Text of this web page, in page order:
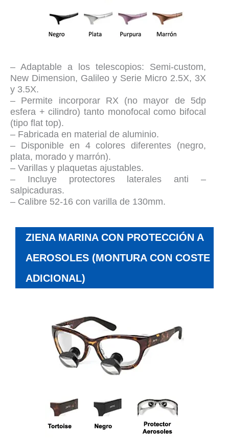
– Adaptable a los telescopios: Semi-custom,
New Dimension, Galileo y Serie Micro 2.5X, 3X
y 3.5X.
– Permite incorporar RX (no mayor de 5dp
esfera + cilindro) tanto monofocal como bifocal
(tipo flat top).
– Fabricada en material de aluminio.
– Disponible en 4 colores diferentes (negro,
plata, morado y marrón).
– Varillas y plaquetas ajustables.
– Incluye protectores laterales anti –
salpicaduras.
– Calibre 52-16 con varilla de 130mm.
ZIENA MARINA CON PROTECCIÓN A
AEROSOLES (MONTURA CON COSTE
ADICIONAL)